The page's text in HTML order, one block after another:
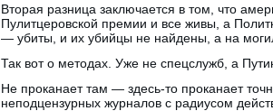
Вторая разница заключается в том, что
Пулитцеровской премии и все живы, а
— убиты, и их убийцы не найдены, а на
Так вот о методах. Уже не спецслужб, а
Не проканает там — здесь-то проканает
неподцензурных журналов с радиусом